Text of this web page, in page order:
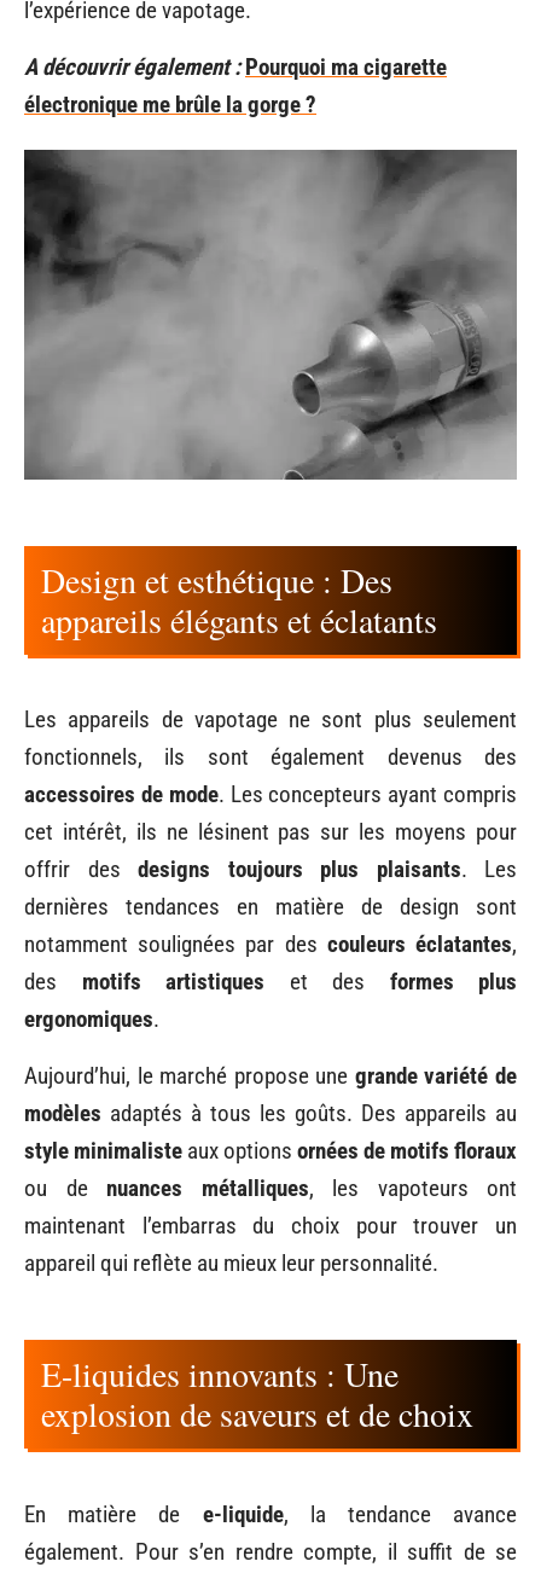
l’expérience de vapotage.
A découvrir également : Pourquoi ma cigarette
électronique me brûle la gorge ?
Design et esthétique : Des
appareils élégants et éclatants
Les appareils de vapotage ne sont plus seulement
fonctionnels, ils sont également devenus des
accessoires de mode. Les concepteurs ayant compris
cet intérêt, ils ne lésinent pas sur les moyens pour
offrir des designs toujours plus plaisants. Les
dernières tendances en matière de design sont
notamment soulignées par des couleurs éclatantes,
des motifs artistiques et des formes plus
ergonomiques.
Aujourd’hui, le marché propose une grande variété de
modèles adaptés à tous les goûts. Des appareils au
style minimaliste aux options ornées de motifs floraux
ou de nuances métalliques, les vapoteurs ont
maintenant l’embarras du choix pour trouver un
appareil qui reflète au mieux leur personnalité.
E-liquides innovants : Une
explosion de saveurs et de choix
En matière de e-liquide, la tendance avance
également. Pour s’en rendre compte, il suffit de se